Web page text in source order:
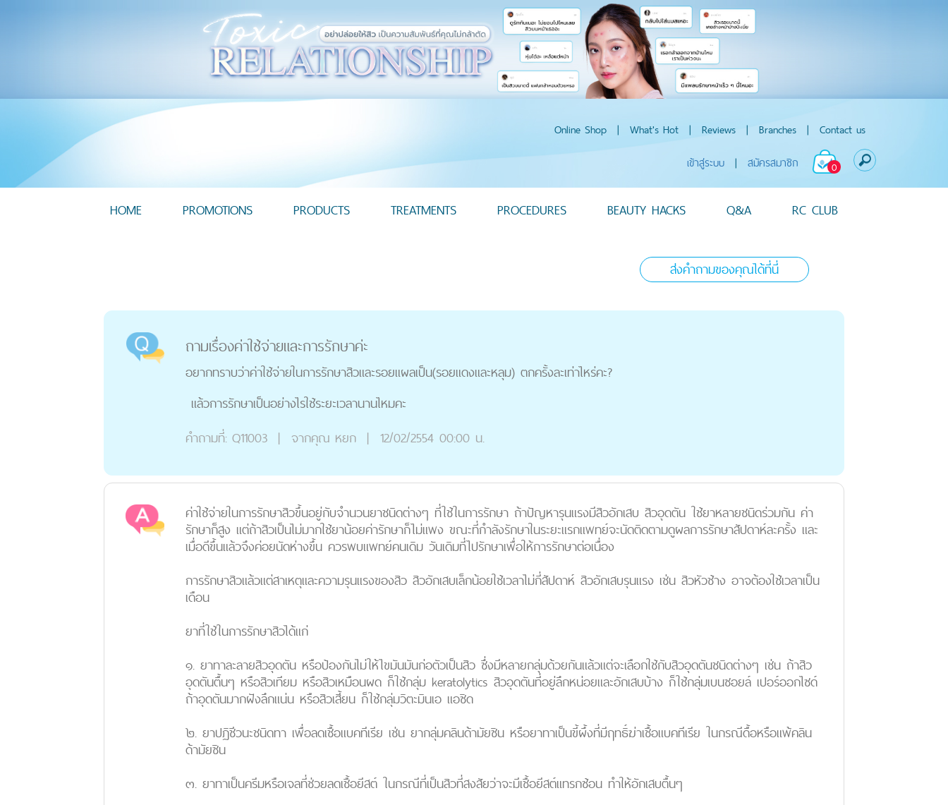
Online Shop | What's Hot | Reviews | Branches | Contact us
0
เข้าสู่ระบบ | สมัครสมาชิก
HOME PROMOTIONS PRODUCTS TREATMENTS PROCEDURES BEAUTY HACKS Q&A RC CLUB
ส่งคำถามของคุณได้ที่นี่
ถามเรื่องค่าใช้จ่ายและการรักษาค่ะ
อยากทราบว่าค่าใช้จ่ายในการรักษาสิวและรอยแผลเป็น(รอยแดงและหลุม) ตกครั้งละเท่าไหร่คะ?
แล้วการรักษาเป็นอย่างไรใช้ระยะเวลานานไหมคะ
คำถามที่: Q11003 | จากคุณ หยก | 12/02/2554 00:00 น.
ค่าใช้จ่ายในการรักษาสิวขึ้นอยู่กับจำนวนยาชนิดต่างๆ ที่ใช้ในการรักษา ถ้าปัญหารุนแรงมีสิวอักเสบ สิวอุดตัน ใช้ยาหลายชนิดร่วมกัน ค่า
รักษาก็สูง แต่ถ้าสิวเป็นไม่มากใช้ยาน้อยค่ารักษาก็ไม่แพง ขณะที่กำลังรักษาในระยะแรกแพทย์จะนัดติดตามดูผลการรักษาสัปดาห์ละครั้ง และ
เมื่อดีขึ้นแล้วจึงค่อยนัดห่างขึ้น ควรพบแพทย์คนเดิม วันเดิมที่ไปรักษาเพื่อให้การรักษาต่อเนื่อง
การรักษาสิวแล้วแต่สาเหตุและความรุนแรงของสิว สิวอักเสบเล็กน้อยใช้เวลาไม่กี่สัปดาห์ สิวอักเสบรุนแรง เช่น สิวหัวช้าง อาจต้องใช้เวลาเป็น
เดือน
ยาที่ใช้ในการรักษาสิวได้แก่
๑. ยาทาละลายสิวอุดตัน หรือป้องกันไม่ให้ไขมันมันก่อตัวเป็นสิว ซึ่งมีหลายกลุ่มด้วยกันแล้วแต่จะเลือกใช้กับสิวอุดตันชนิดต่างๆ เช่น ถ้าสิว
อุดตันตื้นๆ หรือสิวเทียม หรือสิวเหมือนผด ก็ใช้กลุ่ม keratolytics สิวอุดตันที่อยู่ลึกหน่อยและอักเสบบ้าง ก็ใช้กลุ่มเบนซอยล์ เปอร์ออกไซด์
ถ้าอุดตันมากฝังลึกแน่น หรือสิวเสี้ยน ก็ใช้กลุ่มวิตะมินเอ แอซิด
๒. ยาปฏิชีวนะชนิดทา เพื่อลดเชื้อแบคทีเรีย เช่น ยากลุ่มคลินด้ามัยซิน หรือยาทาเป็นขี้ผึ้งที่มีฤทธิ์ฆ่าเชื้อแบคทีเรีย ในกรณีดื้อหรือแพ้คลิน
ด้ามัยซิน
๓. ยาทาเป็นครีมหรือเจลที่ช่วยลดเชื้อยีสต์ ในกรณีที่เป็นสิวที่สงสัยว่าจะมีเชื้อยีสต์แทรกซ้อน ทำให้อักเสบตื้นๆ